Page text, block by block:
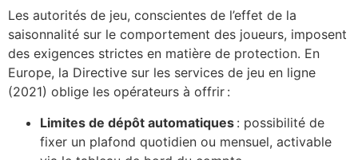
Les autorités de jeu, conscientes de l’effet de la
saisonnalité sur le comportement des joueurs, imposent
des exigences strictes en matière de protection. En
Europe, la Directive sur les services de jeu en ligne
(2021) oblige les opérateurs à offrir :
Limites de dépôt automatiques : possibilité de
fixer un plafond quotidien ou mensuel, activable